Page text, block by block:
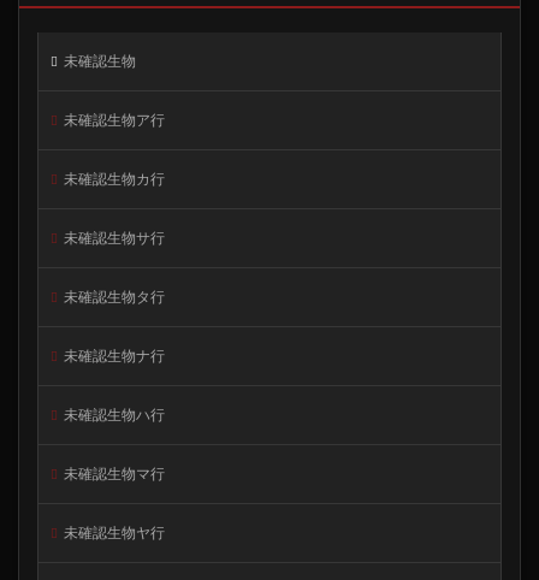
未確認生物
未確認生物ア行
未確認生物カ行
未確認生物サ行
未確認生物タ行
未確認生物ナ行
未確認生物ハ行
未確認生物マ行
未確認生物ヤ行